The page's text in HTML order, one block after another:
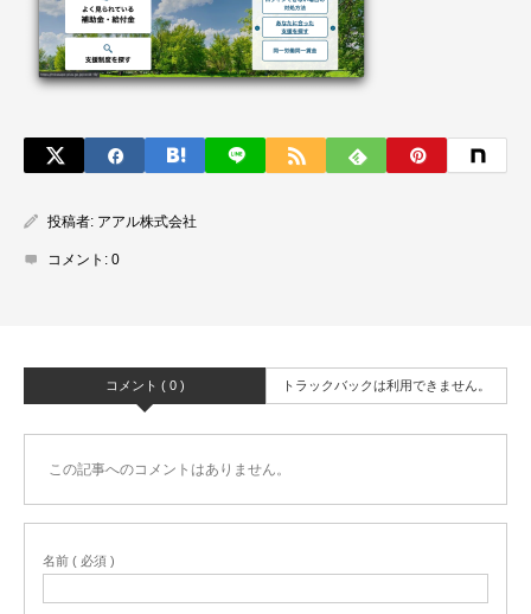
投稿者: アアル株式会社
コメント: 0
コメント ( 0 ) トラックバックは利用できません。
この記事へのコメントはありません。
名前 ( 必須 )